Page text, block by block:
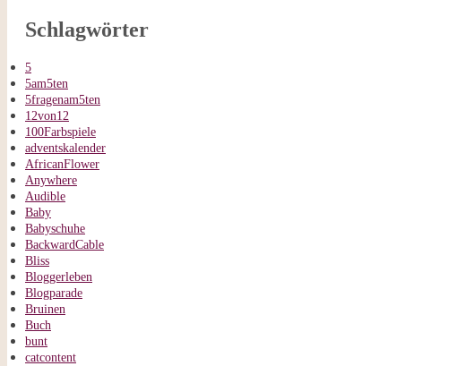
Schlagwörter
5
5am5ten
5fragenam5ten
12von12
100Farbspiele
adventskalender
AfricanFlower
Anywhere
Audible
Baby
Babyschuhe
BackwardCable
Bliss
Bloggerleben
Blogparade
Bruinen
Buch
bunt
catcontent